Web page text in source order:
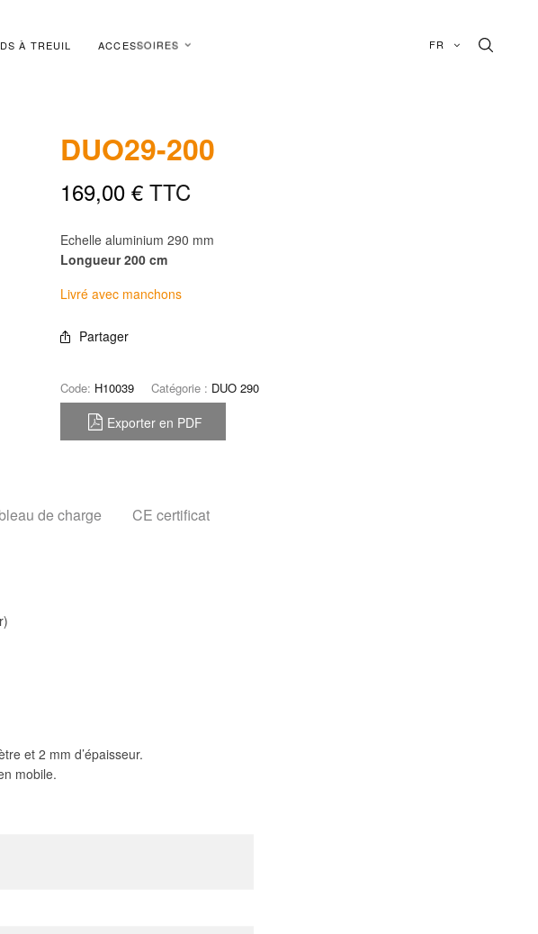
À TREUIL ACCESSOIRES FR
DUO29-200
169,00€ TTC
Echelle aluminium 290 mm
Longueur 200 cm
Livré avec manchons
Partager
Code: H10039 Catégorie : DUO 290
Exporter en PDF
de charge CE certificat
et 2 mm d’épaisseur.
mobile.